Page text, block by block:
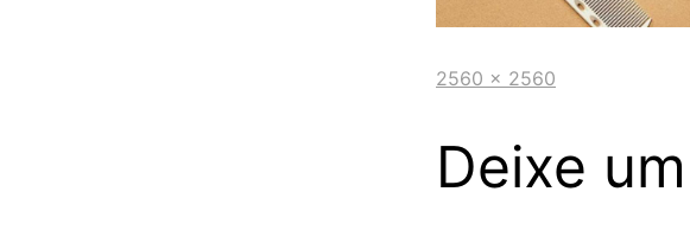
2560 × 2560
Deixe